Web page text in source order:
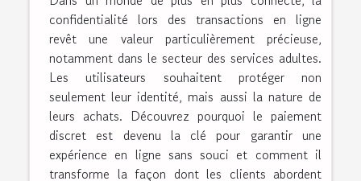
confidentialité lors des transactions en ligne
revêt une valeur particulièrement précieuse,
notamment dans le secteur des services adultes.
Les utilisateurs souhaitent protéger non
seulement leur identité, mais aussi la nature de
leurs achats. Découvrez pourquoi le paiement
discret est devenu la clé pour garantir une
expérience en ligne sans souci et comment il
transforme la façon dont les clients abordent